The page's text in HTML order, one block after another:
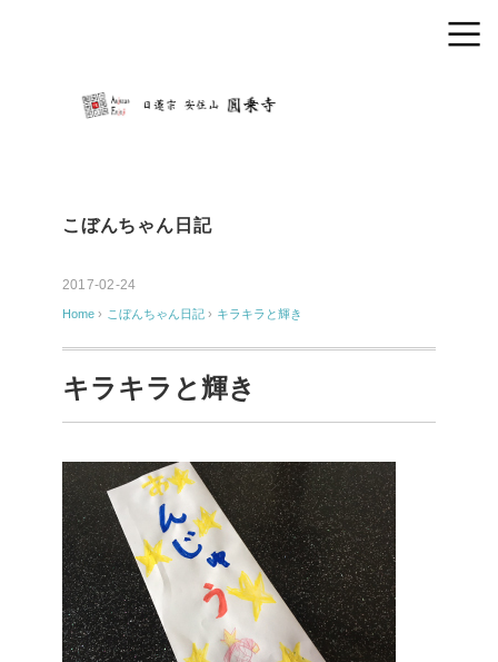
こぼんちゃん日記
2017-02-24
Home › こぼんちゃん日記 › キラキラと輝き
キラキラと輝き